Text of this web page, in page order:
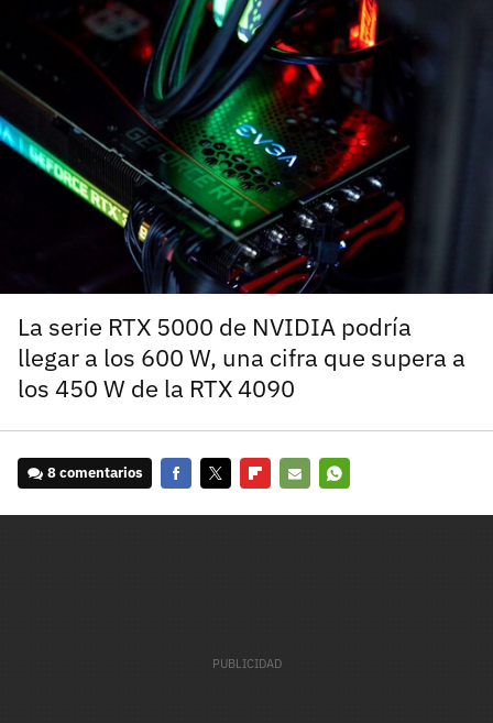
La serie RTX 5000 de NVIDIA podría
llegar a los 600 W, una cifra que supera a
los 450 W de la RTX 4090
8 comentarios
¿Todavía no tienes cuenta?
Regístrate gratis
El inicio de sesión con Facebook ya no está
disponible, pero puedes seguir usando tu cuenta
de 3DJuegos:
Recupera tu acceso con Facebook
carácter inicial), pero no mayúsculas, espacios, tildes
o caracteres especiales.
He leído y acepto lapolitica de privacidad y
de participación
Registrarse en 3DJuegos
Entra con Google
¿Ya tienes cuenta?